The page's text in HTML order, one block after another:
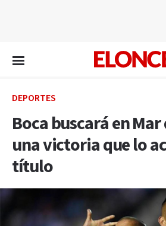
DEPORTES
Boca buscará en
una victoria que lo
título